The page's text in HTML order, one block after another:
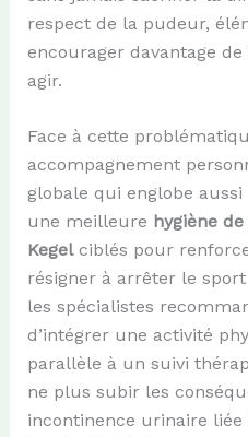
respect de la pudeur,
encourager davantage
agir.
Face à cette
accompagnement
globale qui englobe aussi
une meilleure hygiène de
Kegelciblés pour
résigner à arrêter le
les spécialistes
d’intégrer une activité
parallèle à un suivi
ne plus subir les
incontinence urinaire liée